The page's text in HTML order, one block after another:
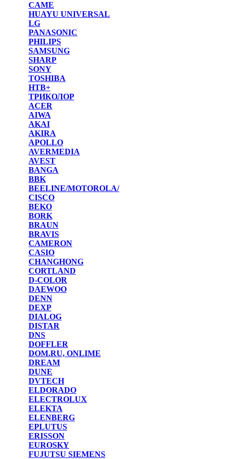
CAME
HUAYU UNIVERSAL
LG
PANASONIC
PHILIPS
SAMSUNG
SHARP
SONY
TOSHIBA
НТВ+
ТРИКОЛОР
ACER
AIWA
AKAI
AKIRA
APOLLO
AVERMEDIA
AVEST
BANGA
BBK
BEELINE/MOTOROLA/
CISCO
BEKO
BORK
BRAUN
BRAVIS
CAMERON
CASIO
CHANGHONG
CORTLAND
D-COLOR
DAEWOO
DENN
DEXP
DIALOG
DISTAR
DNS
DOFFLER
DOM.RU, ONLIME
DREAM
DUNE
DVTECH
ELDORADO
ELECTROLUX
ELEKTA
ELENBERG
EPLUTUS
ERISSON
EUROSKY
FUJUTSU SIEMENS